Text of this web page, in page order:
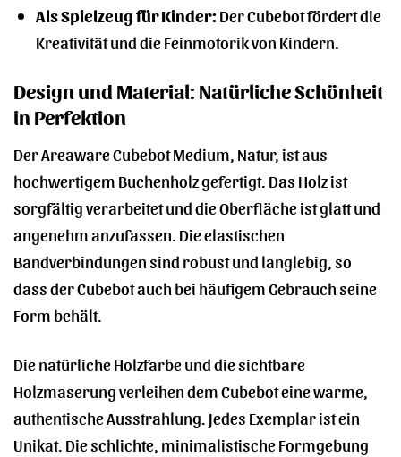
Als Spielzeug für Kinder:Der Cubebot fördert die
Kreativität und die Feinmotorik von Kindern.
Design und Material: Natürliche Schönheit
in Perfektion
Der Areaware Cubebot Medium, Natur, ist aus
hochwertigem Buchenholz gefertigt. Das Holz ist
sorgfältig verarbeitet und die Oberfläche ist glatt und
angenehm anzufassen. Die elastischen
Bandverbindungen sind robust und langlebig, so
dass der Cubebot auch bei häufigem Gebrauch seine
Form behält.
Die natürliche Holzfarbe und die sichtbare
Holzmaserung verleihen dem Cubebot eine warme,
authentische Ausstrahlung. Jedes Exemplar ist ein
Unikat. Die schlichte, minimalistische Formgebung